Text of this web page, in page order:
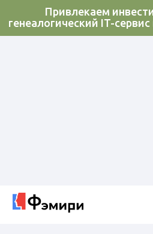
Привлекаем
генеалогический IT-сервис